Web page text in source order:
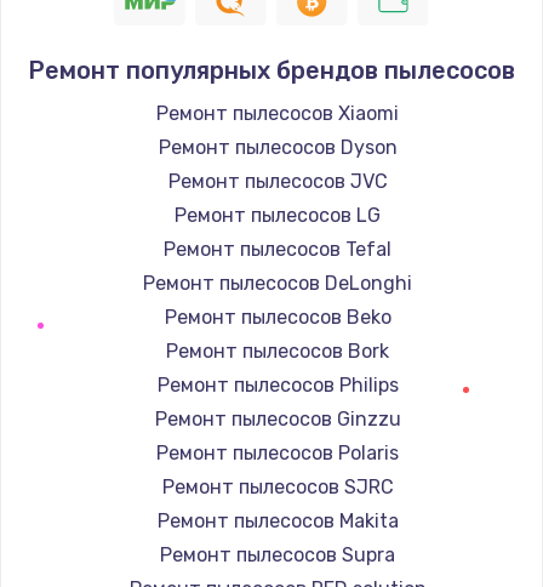
от 1400 руб.
Заказать
Ремонт электроплаты
от 1200 руб.
Заказать
Ремонт корпуса
от 1250 руб.
Заказать
Настройка Wi-Fi
от 1040 руб.
Заказать
Ремонт цепей питания
Ремонт популярных брендов пылесосов
Ремонт пылесосов Xiaomi
Ремонт пылесосов Dyson
Ремонт пылесосов JVC
Ремонт пылесосов LG
Ремонт пылесосов Tefal
Ремонт пылесосов DeLonghi
Ремонт пылесосов Beko
Ремонт пылесосов Bork
Ремонт пылесосов Philips
Ремонт пылесосов Ginzzu
Ремонт пылесосов Polaris
Ремонт пылесосов SJRC
Ремонт пылесосов Makita
Ремонт пылесосов Supra